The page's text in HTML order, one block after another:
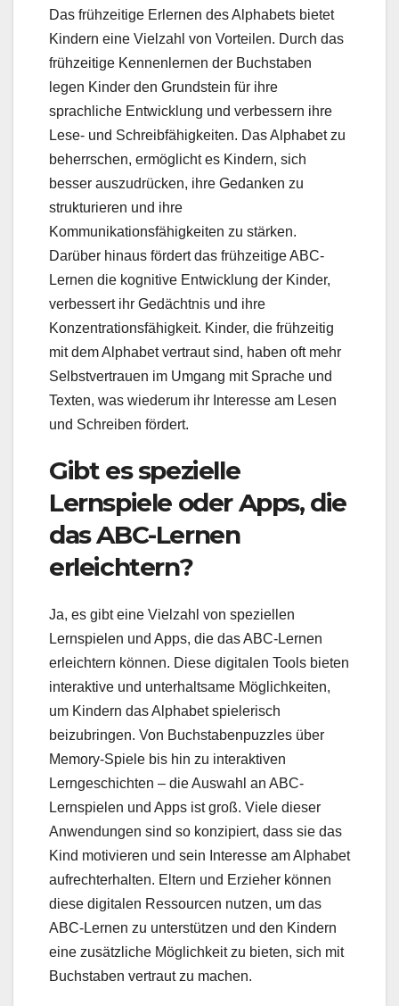
Das frühzeitige Erlernen des Alphabets bietet
Kindern eine Vielzahl von Vorteilen. Durch das
frühzeitige Kennenlernen der Buchstaben
legen Kinder den Grundstein für ihre
sprachliche Entwicklung und verbessern ihre
Lese- und Schreibfähigkeiten. Das Alphabet zu
beherrschen, ermöglicht es Kindern, sich
besser auszudrücken, ihre Gedanken zu
strukturieren und ihre
Kommunikationsfähigkeiten zu stärken.
Darüber hinaus fördert das frühzeitige ABC-
Lernen die kognitive Entwicklung der Kinder,
verbessert ihr Gedächtnis und ihre
Konzentrationsfähigkeit. Kinder, die frühzeitig
mit dem Alphabet vertraut sind, haben oft mehr
Selbstvertrauen im Umgang mit Sprache und
Texten, was wiederum ihr Interesse am Lesen
und Schreiben fördert.
Gibt es spezielle
Lernspiele oder Apps, die
das ABC-Lernen
erleichtern?
Ja, es gibt eine Vielzahl von speziellen
Lernspielen und Apps, die das ABC-Lernen
erleichtern können. Diese digitalen Tools bieten
interaktive und unterhaltsame Möglichkeiten,
um Kindern das Alphabet spielerisch
beizubringen. Von Buchstabenpuzzles über
Memory-Spiele bis hin zu interaktiven
Lerngeschichten – die Auswahl an ABC-
Lernspielen und Apps ist groß. Viele dieser
Anwendungen sind so konzipiert, dass sie das
Kind motivieren und sein Interesse am Alphabet
aufrechterhalten. Eltern und Erzieher können
diese digitalen Ressourcen nutzen, um das
ABC-Lernen zu unterstützen und den Kindern
eine zusätzliche Möglichkeit zu bieten, sich mit
Buchstaben vertraut zu machen.